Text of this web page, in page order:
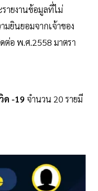
ายงานข้อมูลที่ไม่
ยินยอมจากเจ้าของ
ต่อ พ.ศ.2558 มาตรา
ด -19 จำนวน 20 รายมี